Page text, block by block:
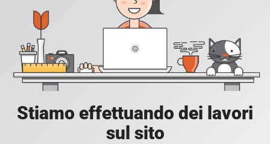
Stiamo effettuando dei lavori
sul sito